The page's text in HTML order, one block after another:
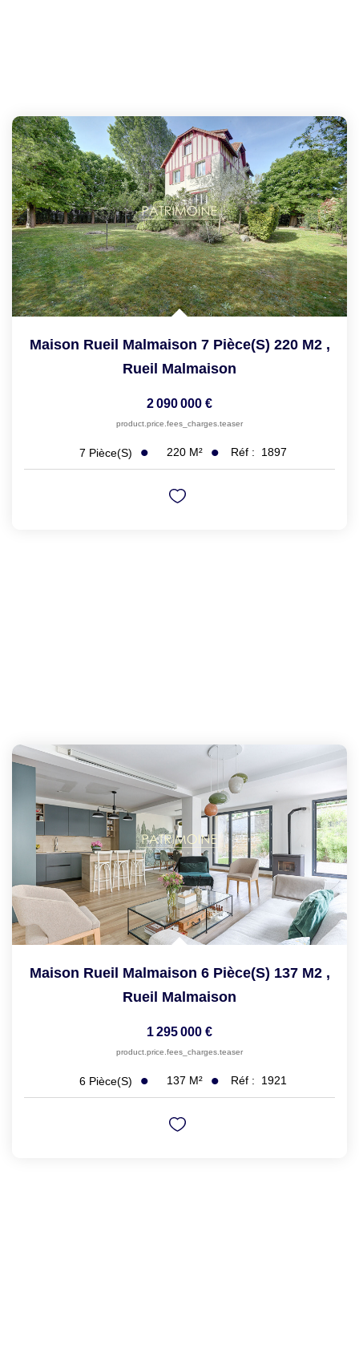
Maison Rueil Malmaison 7 Pièce(s) 220 M2 ,
Rueil Malmaison
2 090 000 €
product.price.fees_charges.teaser
7 Pièce(s) 220 M² Réf : 1897
Maison Rueil Malmaison 6 Pièce(s) 137 M2 ,
Rueil Malmaison
1 295 000 €
product.price.fees_charges.teaser
6 Pièce(s) 137 M² Réf : 1921